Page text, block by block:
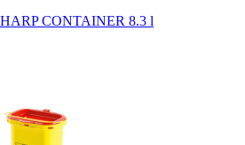
CONTAINER 8.3 l